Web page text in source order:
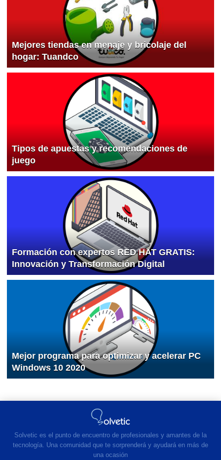
Mejores tiendas en menaje y bricolaje del
hogar: Tuandco
Tipos de apuestas y recomendaciones de
juego
Formación con expertos RED HAT GRATIS:
Innovación y Transformación Digital
Mejor programa para optimizar y acelerar PC
Windows 10 2020
Solvetic es el punto de encuentro de profesionales y amantes de la
tecnología. Una comunidad que te sorprenderá y ayudará en más de
una ocasión